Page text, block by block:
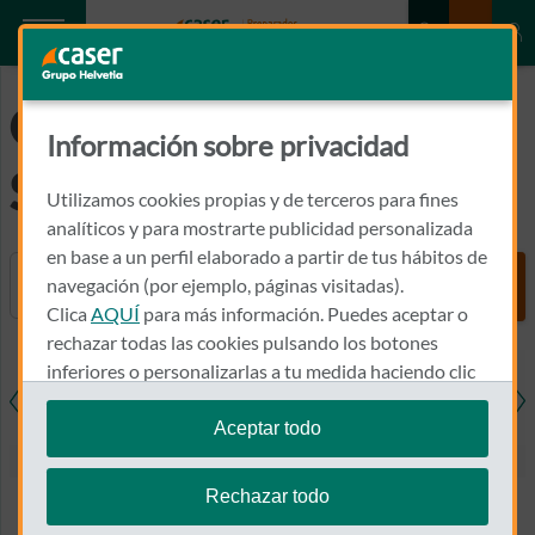
GLOSARIO
SEGUROS
Buscador
Salud Dental Coche
Información sobre privacidad
Utilizamos cookies propias y de terceros para fines
analíticos y para mostrarte publicidad personalizada
en base a un perfil elaborado a partir de tus hábitos de
navegación (por ejemplo, páginas visitadas).
Clica AQUÍ para más información. Puedes aceptar o
rechazar todas las cookies pulsando los botones
inferiores o personalizarlas a tu medida haciendo clic
en"configurar cookies".
Te recordamos que puedes modificar tus ajustes de
cookies en cualquier momento en la sección
Aceptar todo
Rechazar todo